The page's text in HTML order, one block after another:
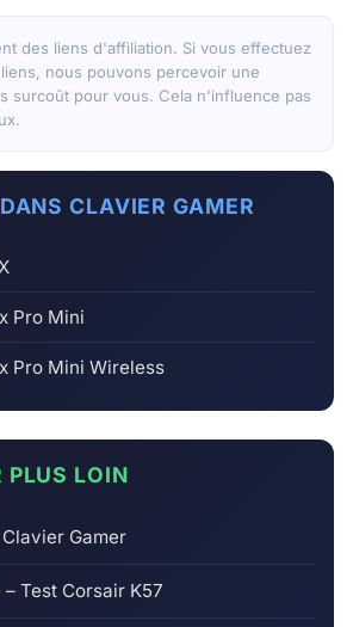
des liens d'affiliation. Si vous effectuez
nous pouvons percevoir une
surcoût pour vous. Cela n'influence pas
CLAVIER GAMER
Pro Mini
Pro Mini Wireless
PLUS LOIN
Clavier Gamer
– Test Corsair K57